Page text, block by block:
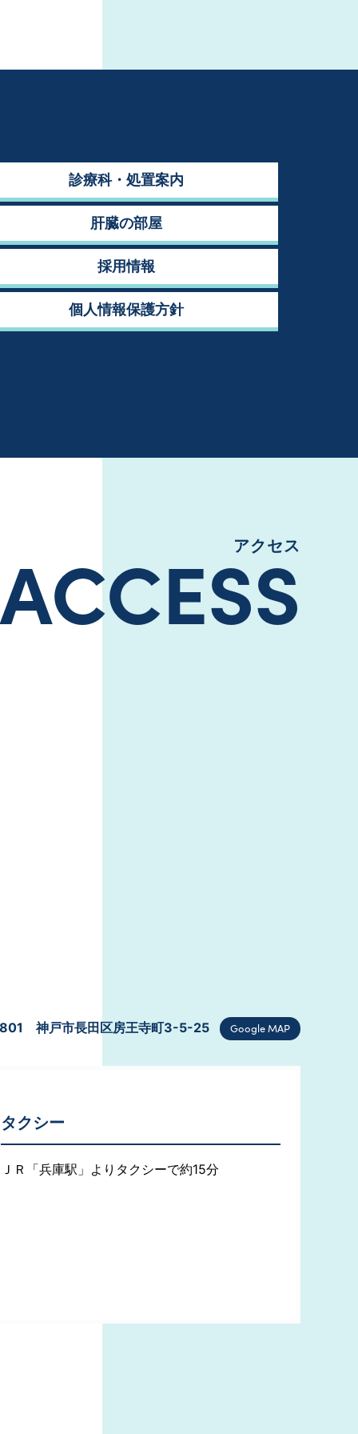
診療科・処置案内
肝臓の部屋
採用情報
個人情報保護方針
アクセス
ACCESS
神戸市長田区房王寺町3-5-25 Google MAP
タクシー
ＪＲ「兵庫駅」よりタクシーで約15分